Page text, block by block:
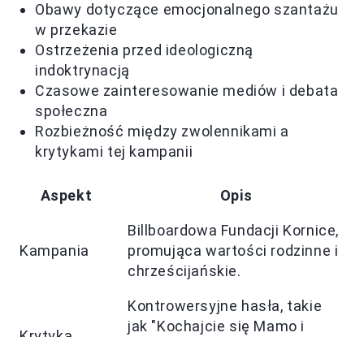
Obawy dotyczące emocjonalnego szantażu
w przekazie
Ostrzeżenia przed ideologiczną
indoktrynacją
Czasowe zainteresowanie mediów i debata
społeczna
Rozbieżność między zwolennikami a
krytykami tej kampanii
Aspekt Opis
Kampania
Billboardowa Fundacji Kornice,
promująca wartości rodzinne i
chrześcijańskie.
Kontrowersyjne hasła, takie
jak "Kochajcie się Mamo i